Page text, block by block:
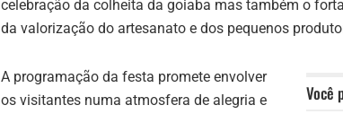
celebração da colheita da goiaba mas também o
da valorização do artesanato e dos pequenos
Você
A programação da festa promete envolver
os visitantes numa atmosfera de alegria e